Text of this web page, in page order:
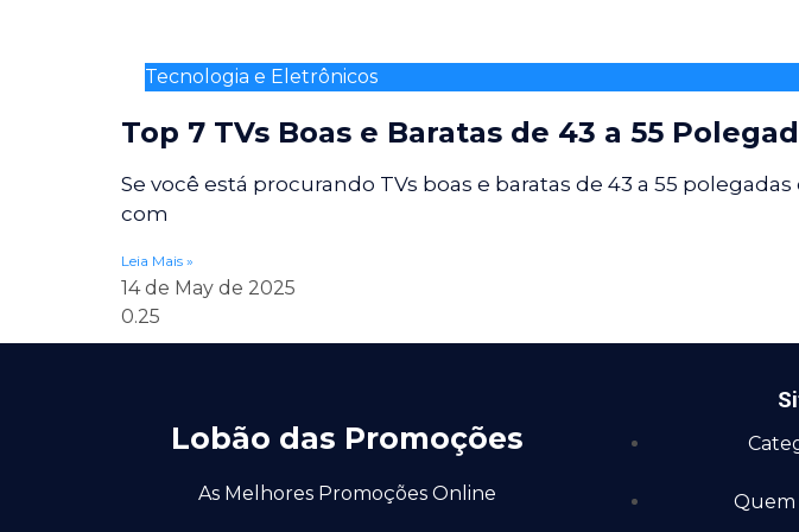
Tecnologia e Eletrônicos
Top 7 TVs Boas e Baratas de 43 a 55
Se você está procurando TVs boas e baratas de 43 a 55
com
Leia Mais »
14 de May de 2025
Lobão das Promoções
As Melhores Promoções Online Quem